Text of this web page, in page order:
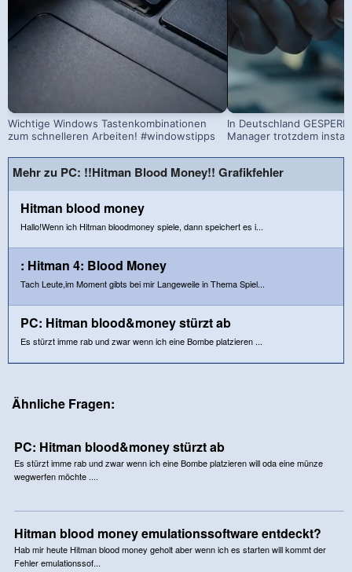
Wichtige Windows Tastenkombinationen
zum schnelleren Arbeiten! #windowstipps
In Deutschland
Manager trotzdem
Mehr zu PC: !!Hitman Blood Money!! Grafikfehler
Hitman blood money
Hallo!Wenn ich Hitman bloodmoney spiele, dann speichert es i...
: Hitman 4: Blood Money
Tach Leute,im Moment gibts bei mir Langeweile in Thema Spiel...
PC: Hitman blood&money stürzt ab
Es stürzt imme rab und zwar wenn ich eine Bombe platzieren ...
Ähnliche Fragen:
PC: Hitman blood&money stürzt ab
Es stürzt imme rab und zwar wenn ich eine Bombe platzieren will oda eine münze
wegwerfen möchte ....
Hitman blood money emulationssoftware entdeckt?
Hab mir heute Hitman blood money geholt aber wenn ich es starten will kommt der
Fehler emulationssof...